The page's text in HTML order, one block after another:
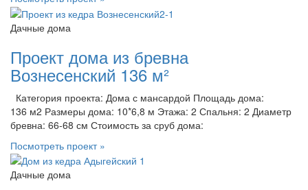
Дачные дома
Проект дома из бревна
Вознесенский 136 м²
Категория проекта: Дома с мансардой Площадь дома:
136 м2 Размеры дома: 10*6,8 м Этажа: 2 Спальня: 2 Диаметр
бревна: 66-68 см Стоимость за сруб дома:
Посмотреть проект »
Дачные дома